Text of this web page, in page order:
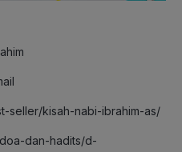
seller/kisah-nabi-ibrahim-as/
dan-hadits/d-